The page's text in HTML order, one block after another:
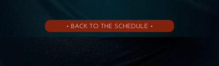
• BACK TO THE SCHEDULE •